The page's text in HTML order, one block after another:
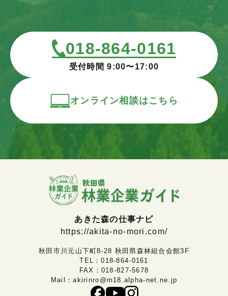
018-864-0161
受付時間 9:00〜17:00
オンライン相談はこちら
あきた森の仕事ナビ
https://akita-no-mori.com/
秋田市川元山下町8-28 秋田県森林組合会館3F
TEL：018-864-0161
FAX：018-827-5678
Mail：akirinro@m18.alpha-net.ne.jp